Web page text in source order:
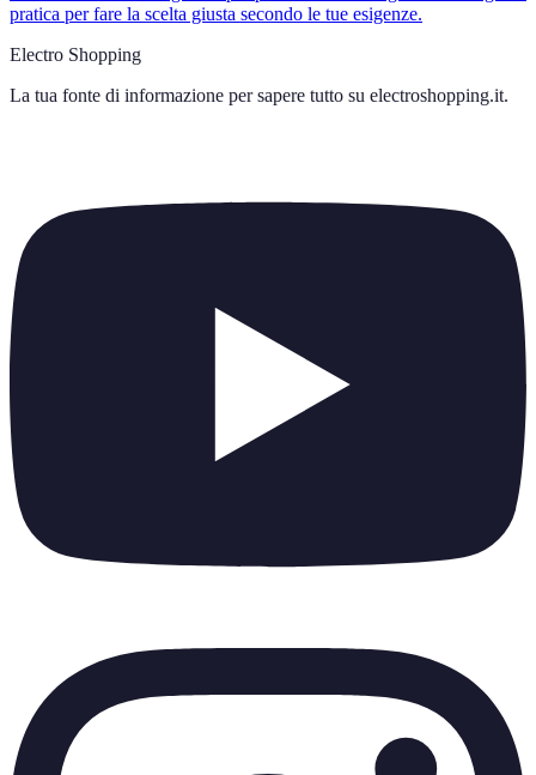
pratica per fare la scelta giusta secondo le tue esigenze.
Electro Shopping
La tua fonte di informazione per sapere tutto su electroshopping.it.